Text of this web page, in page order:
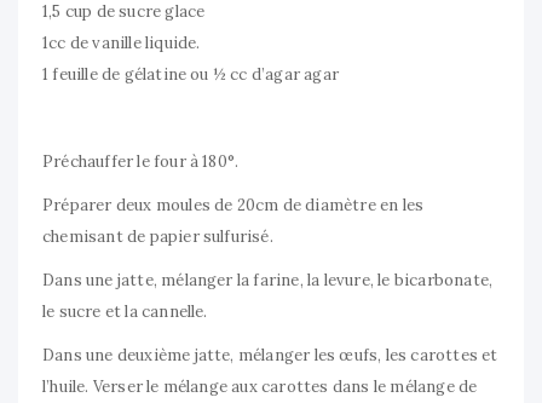
1,5 cup de sucre glace
1cc de vanille liquide.
1 feuille de gélatine ou ½ cc d’agar agar
Préchauffer le four à 180°.
Préparer deux moules de 20cm de diamètre en les
chemisant de papier sulfurisé.
Dans une jatte, mélanger la farine, la levure, le bicarbonate,
le sucre et la cannelle.
Dans une deuxième jatte, mélanger les œufs, les carottes et
l’huile. Verser le mélange aux carottes dans le mélange de